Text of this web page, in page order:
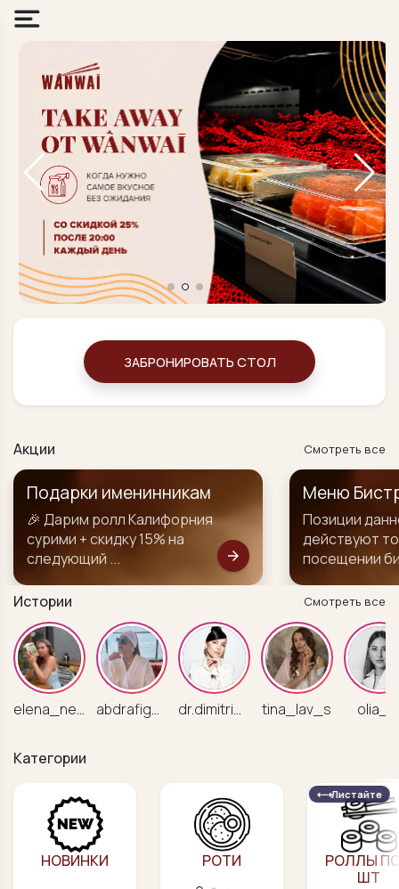
ЗАБРОНИРОВАТЬ СТОЛ
Акции Смотреть все
Меню Бистро
Позиции данного меню
действуют только при
посещении бистро
arrow_forward
Бизнес
с 12:00 -
в подарок!
Истории Смотреть все
elena_nemecz abdrafigova_guzel dr.dimitrieva tina_lav_s
Категории
⇠⇢Листайте
НОВИНКИ РОТИ
РОЛЛЫ
ШТ